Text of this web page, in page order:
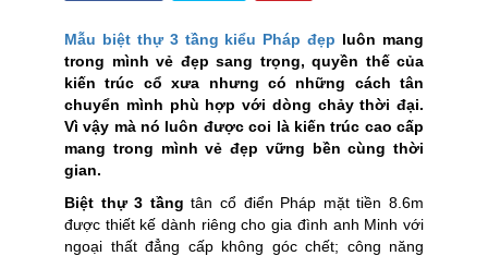
Mẫu biệt thự 3 tầng kiểu Pháp đẹp luôn mang
trong mình vẻ đẹp sang trọng, quyền thế của
kiến trúc cổ xưa nhưng có những cách tân
chuyển mình phù hợp với dòng chảy thời đại.
Vì vậy mà nó luôn được coi là kiến trúc cao cấp
mang trong mình vẻ đẹp vững bền cùng thời
gian.
Biệt thự 3 tầng tân cổ điển Pháp mặt tiền 8.6m
được thiết kế dành riêng cho gia đình anh Minh với
ngoại thất đẳng cấp không góc chết; công năng